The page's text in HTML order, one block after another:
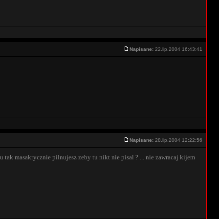
Napisane: 22.lip.2004 16:43:41
Napisane: 28.lip.2004 12:22:56
tak masakrycznie pilnujesz zeby tu nikt nie pisal ? ... nie zawracaj kijem